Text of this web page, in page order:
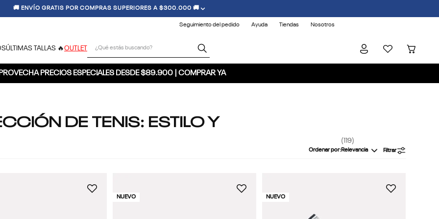
🚚 ENVÍO GRATIS POR COMPRAS SUPERIORES A $300.000 🚚
Seguimiento del pedido Ayuda Tiendas Nosotros
ÚLTIMAS TALLAS 🔥OUTLET
PRECIOS ESPECIALES DESDE $89.900 | COMPRAR YA
DE TENIS: ESTILO Y
119
Ordenar por Relevancia Filtrar
NUEVO NUEVO